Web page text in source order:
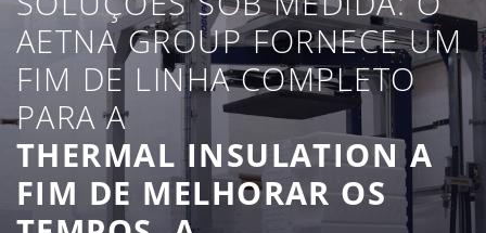
AETNA GROUP FORNECE UM
FIM DE LINHA COMPLETO
PARA A
THERMAL INSULATION A
FIM DE MELHORAR OS